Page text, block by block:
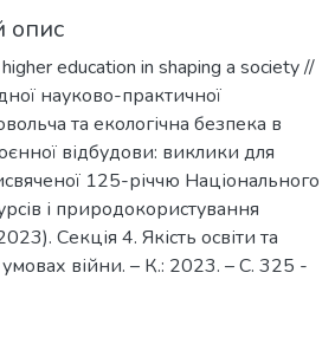
опис
education in shaping a society //
науково-практичної
та екологічна безпека в
відбудови: виклики для
125-річчю Національного
і природокористування
Секція 4. Якість освіти та
умовах війни. – К.: 2023. – С. 325 -